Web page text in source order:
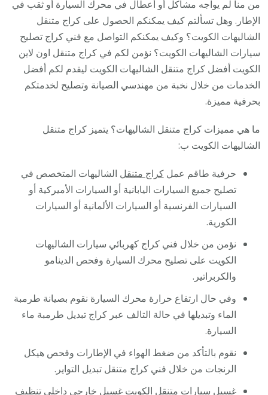
من منا لم يواجه مشاكل أو أعطال في محرك السيارة أو ثقب في
الإطار. وهل تسألتم كيف يمكنكم الحصول على كراج متنقل
الشاليهات الكويت؟ وكيف يمكنكم التواصل مع فني كراج تصليح
سيارات الشاليهات الكويت؟ نؤمن لكم في كراج متنقل اون لاين
الكويت أفضل كراج متنقل الشاليهات الكويت ليقدم لكم أفضل
الخدمات من خلال نخبة من مهندسي الصيانة وتصليح لخدمتكم
بحرفية مميزة.
ما هي مميزات كراج متنقل الشاليهات؟ يتميز كراج متنقل
الشاليهات الكويت ب:
حرفية طاقم عملكراج متنقل الشاليهات المتخصص في
تصليح جميع السيارات اليابانية أو السيارات الأميركية أو
السيارات الفرنسية أو السيارات الألمانية أو السيارات
الكورية.
نؤمن من خلال فني كراج كهربائي سيارات الشاليهات
الكويت على تصليح محرك السيارة وفحص الدينامو
والكربراتير.
وفي حال ارتفاع حرارة محرك السيارة نقوم بصيانة طرمبة
الماء وتبديلها في حالة التالف عبر كراج تبديل طرمبة ماء
السيارة.
نقوم بالتأكد من ضغط الهواء في الإطارات وفحص هيكل
الرنجات من خلال فني كراج متنقل تبديل التواير.
غسيل سيارات متنقل الكويت غسيل خارجي داخلي تنظيف